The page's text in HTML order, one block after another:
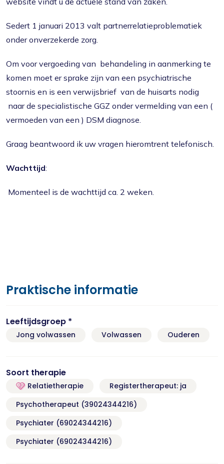
Sedert 1 januari 2013 valt partnerrelatieproblematiek
onder onverzekerde zorg.
Om voor vergoeding van behandeling in aanmerking te
komen moet er sprake zijn van een psychiatrische
stoornis en is een verwijsbrief van de huisarts nodig
naar de specialistische GGZ onder vermelding van een (
vermoeden van een ) DSM diagnose.
Graag beantwoord ik uw vragen hieromtrent telefonisch.
Wachttijd:
Momenteel is de wachttijd ca. 2 weken.
Praktische informatie
Leeftijdsgroep *
Jong volwassen Volwassen Ouderen
Soort therapie
Relatietherapie
Registertherapeut: ja
Psychotherapeut (39024344216)
Psychiater (69024344216)
Psychiater (69024344216)